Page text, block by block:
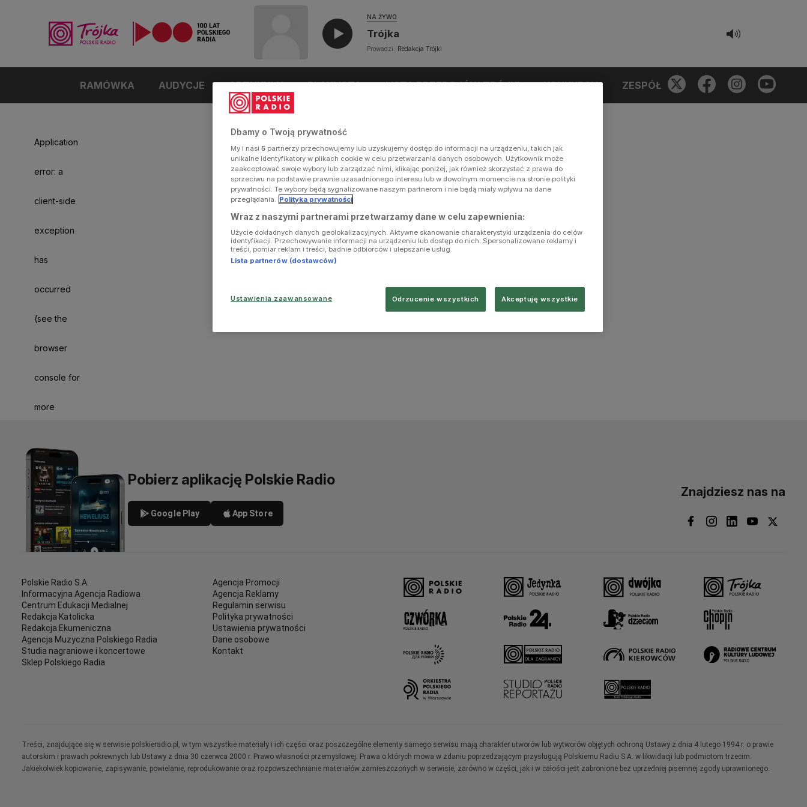
NA ŻYWO
Trójka
Prowadzi: Redakcja Trójki
RAMÓWKA AUDYCJE ARTYKUŁY PLAYLISTA LISTA PRZEBOJÓW TRÓJKI KONKURSY ZESPÓŁ
Application
error: a
client-side
exception
has
occurred
(see the
browser
console for
more
Pobierz aplikację Polskie Radio
Google Play App Store
Znajdziesz nas na
Polskie Radio S.A.
Informacyjna Agencja Radiowa
Centrum Edukacji Medialnej
Redakcja Katolicka
Redakcja Ekumeniczna
Agencja Muzyczna Polskiego Radia
Studia nagraniowe i koncertowe
Sklep Polskiego Radia
Agencja Promocji
Agencja Reklamy
Regulamin serwisu
Polityka prywatności
Ustawienia prywatności
Dane osobowe
Kontakt
Treści, znajdujące się w serwisie polskieradio.pl, w tym wszystkie materiały i ich części oraz poszczególne elementy samego serwisu mają charakter utworów lub wytworów objętych ochroną Ustawy z dnia 4 lutego 1994 r. o prawie
autorskim i prawach pokrewnych lub Ustawy z dnia 30 czerwca 2000 r. Prawo własności przemysłowej. Prawa o których mowa w zdaniu poprzedzającym przysługują Polskiemu Radiu S.A. w likwidacji lub podmiotom trzecim.
Jakiekolwiek kopiowanie, zapisywanie, powielanie, reprodukowanie oraz rozpowszechnianie materiałów zamieszczonych w serwisie, zarówno w części, jak i w całości jest zabronione bez uprzedniej pisemnej zgody uprawnionego.
Dbamy o Twoją prywatność
My i nasi 5 partnerzy przechowujemy lub uzyskujemy dostęp do informacji na urządzeniu, takich jak
unikalne identyfikatory w plikach cookie w celu przetwarzania danych osobowych. Użytkownik może
zaakceptować swoje wybory lub zarządzać nimi, klikając poniżej, jak również skorzystać z prawa do
sprzeciwu na podstawie prawnie uzasadnionego interesu lub w dowolnym momencie na stronie polityki
prywatności. Te wybory będą sygnalizowane naszym partnerom i nie będą miały wpływu na dane
przeglądania. Polityka prywatności
Wraz z naszymi partnerami przetwarzamy dane w celu zapewnienia:
Użycie dokładnych danych geolokalizacyjnych. Aktywne skanowanie charakterystyki urządzenia do celów
identyfikacji. Przechowywanie informacji na urządzeniu lub dostęp do nich. Spersonalizowane reklamy i
treści, pomiar reklam i treści, badnie odbiorców i ulepszanie usług.
Lista partnerów (dostawców)
Ustawienia zaawansowane Odrzucenie wszystkich Akceptuję wszystkie